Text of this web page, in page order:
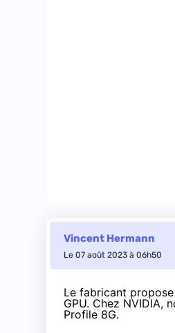
Vincent Hermann
Le 07 août 2023 à 06h50
Le fabricant
GPU. Chez NVIDIA,
Profile 8G.